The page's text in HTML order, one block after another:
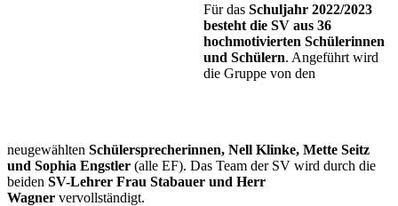
Für das Schuljahr 2022/2023
besteht die SV aus 36
hochmotivierten Schülerinnen
und Schülern. Angeführt wird
die Gruppe von den
neugewählten Schülersprecherinnen, Nell Klinke, Mette Seitz
und Sophia Engstler (alle EF). Das Team der SV wird durch die
beiden SV-Lehrer Frau Stabauer und Herr
Wagner vervollständigt.